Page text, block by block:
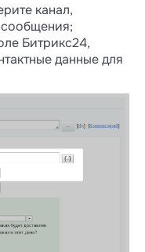
канал,
Битрикс24,
данные для